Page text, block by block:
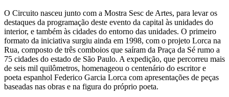
O Circuito nasceu junto com a Mostra Sesc de Artes, para levar os
destaques da programação deste evento da capital às unidades do
interior, e também às cidades do entorno das unidades. O primeiro
formato da iniciativa surgiu ainda em 1998, com o projeto Lorca na
Rua, composto de três comboios que saíram da Praça da Sé rumo a
75 cidades do estado de São Paulo. A expedição, que percorreu mais
de seis mil quilômetros, homenageou o centenário do escritor e
poeta espanhol Federico Garcia Lorca com apresentações de peças
baseadas nas obras e na figura do próprio poeta.